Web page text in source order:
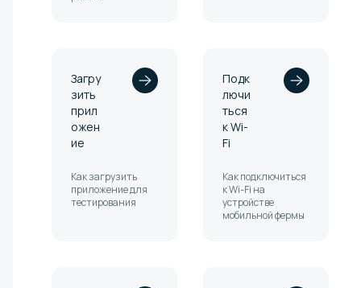
Загру
зить
прил
ожен
ие
Как загрузить
приложение для
тестирования
Подк
лючи
ться
к Wi-
Fi
Как подключиться
к Wi-Fi на
устройстве
мобильной фермы